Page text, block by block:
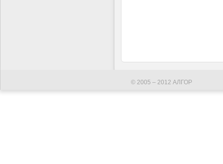
© 2005 – 2012 АЛГОР